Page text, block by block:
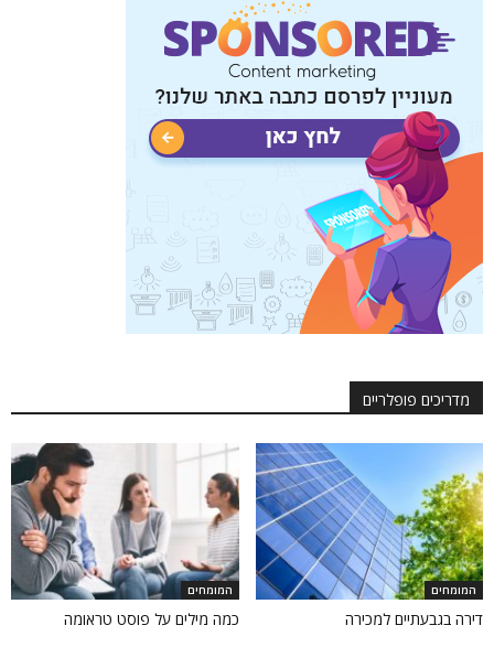
מדריכים פופלריים
המומחים
דירה בגבעתיים למכירה
המומחים
כמה מילים על פוסט טראומה